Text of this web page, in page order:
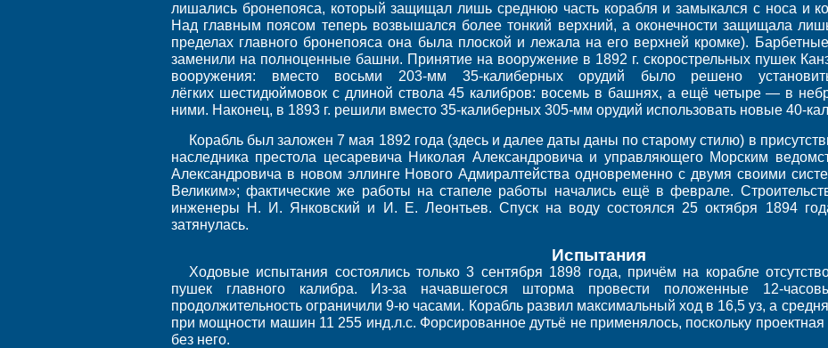
лишались бронепояса, который защищал лишь среднюю часть корабля и замыкался с носа и
Над главным поясом теперь возвышался более тонкий верхний, а оконечности защищала
пределах главного бронепояса она была плоской и лежала на его верхней кромке).
заменили на полноценные башни. Принятие на вооружение в 1892 г. скорострельных пушек
вооружения: вместо восьми 203-мм 35-калиберных орудий было решено
лёгких шестидюймовок с длиной ствола 45 калибров: восемь в башнях, а ещё четыре — в
ними. Наконец, в 1893 г. решили вместо 35-калиберных 305-мм орудий использовать новые 40-
Корабль был заложен 7 мая 1892 года (здесь и далее даты даны по старому стилю) в
наследника престола цесаревича Николая Александровича и управляющего Морским
Александровича в новом эллинге Нового Адмиралтейства одновременно с двумя своими
Великим»; фактические же работы на стапеле работы начались ещё в феврале.
инженеры Н. И. Янковский и И. Е. Леонтьев. Спуск на воду состоялся 25 октября 1894
затянулась.
Испытания
Ходовые испытания состоялись только 3 сентября 1898 года, причём на корабле
пушек главного калибра. Из-за начавшегося шторма провести положенные 12-
продолжительность ограничили 9-ю часами. Корабль развил максимальный ход в 16,5 уз, а
при мощности машин 11 255 инд.л.с. Форсированное дутьё не применялось, поскольку
без него.